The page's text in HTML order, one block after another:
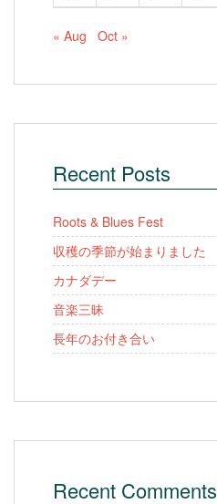
« Aug Oct »
Recent Posts
Roots & Blues Fest
収穫の季節が始まりました
カナダデー
音楽三昧
長年のお付き合い
Recent Comments